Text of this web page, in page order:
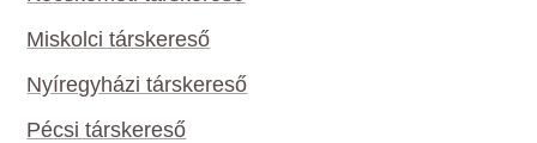
Miskolci társkereső
Nyíregyházi társkereső
Pécsi társkereső